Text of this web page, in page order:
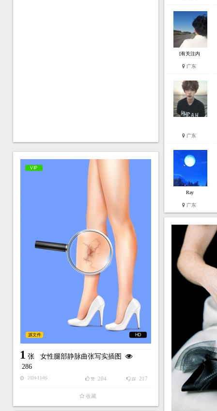
[有关注内
广东
广东
Ray
广东
VIP
HD
源文件
1 张 女性腿部静脉曲张写实插图
286
2024-11-06 踩 217
赞 204
收藏